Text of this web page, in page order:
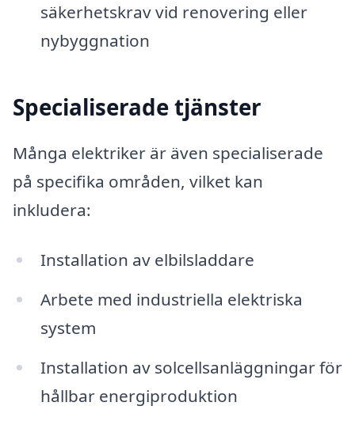
säkerhetskrav vid renovering eller
nybyggnation
Specialiserade tjänster
Många elektriker är även specialiserade
på specifika områden, vilket kan
inkludera:
Installation av elbilsladdare
Arbete med industriella elektriska
system
Installation av solcellsanläggningar för
hållbar energiproduktion